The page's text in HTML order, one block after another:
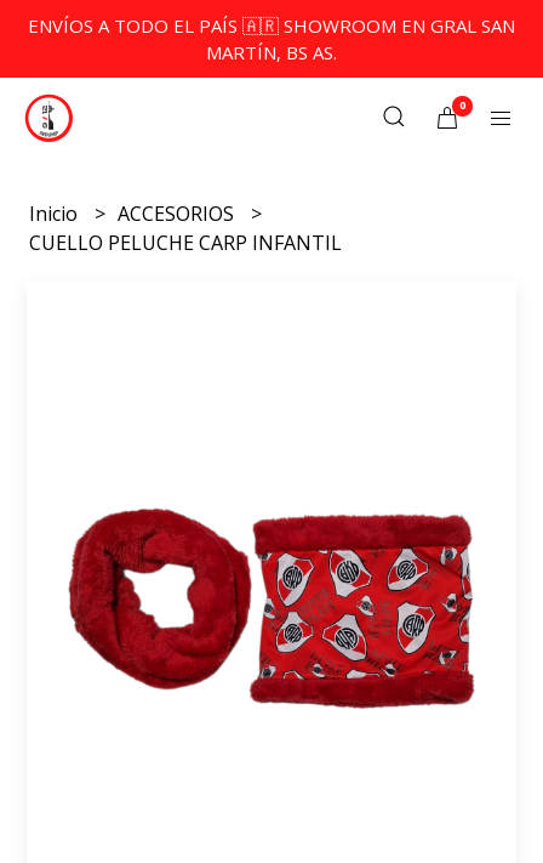
ENVÍOS A TODO EL PAÍS 🇦🇷 SHOWROOM EN GRAL SAN
MARTÍN, BS AS.
0
Inicio
ACCESORIOS
CUELLO PELUCHE CARP INFANTIL